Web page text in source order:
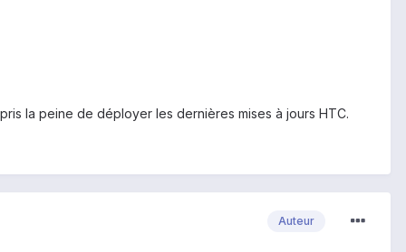
la peine de déployer les dernières mises à jours HTC.
Auteur